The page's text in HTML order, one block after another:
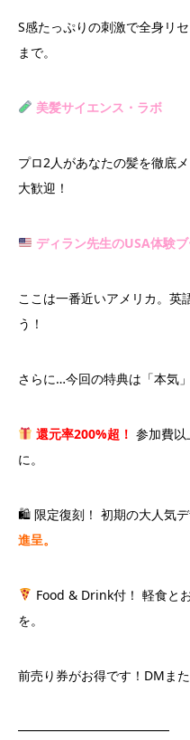
S感たっぷりの刺激で全身リ
まで。
美髪サイエンス・ラボ
プロ2人があなたの髪を徹底
大歓迎！
ディラン先生のUSA体験ブ
ここは一番近いアメリカ。英
う！
さらに…今回の特典は「本気」
還元率200%超！ 参加費以
に。
🛍 限定復刻！ 初期の大人気
進呈。
Food & Drink付！ 軽食と
を。
前売り券がお得です！DMま
━━━━━━━━━━━━